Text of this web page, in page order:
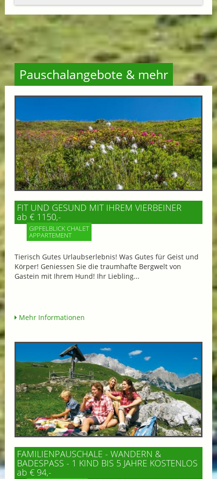
Pauschalangebote & mehr
FIT UND GESUND MIT IHREM VIERBEINER
ab € 1150,-
GIPFELBLICK CHALET
APPARTEMENT
Tierisch Gutes Urlaubserlebnis! Was Gutes für Geist und
Körper! Geniessen Sie die traumhafte Bergwelt von
Gastein mit Ihrem Hund! Ihr Liebling...
Mehr Informationen
FAMILIENPAUSCHALE - WANDERN &
BADESPASS - 1 KIND BIS 5 JAHRE KOSTENLOS
ab € 94,-